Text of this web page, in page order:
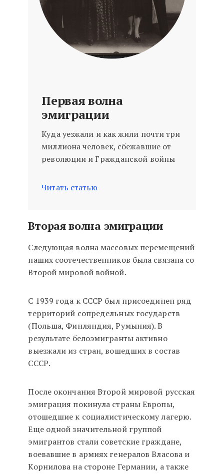
Первая волна
эмиграции
Куда уезжали и как жили почти три
миллиона человек, сбежавшие от
революции и Гражданской войны
Читать статью
Вторая волна эмиграции
Следующая волна массовых перемещений
наших соотечественников была связана со
Второй мировой войной.
С 1939 года к СССР был присоединен ряд
территорий сопредельных государств
(Польша, Финляндия, Румыния). В
результате белоэмигранты активно
выезжали из стран, вошедших в состав
СССР.
После окончания Второй мировой русская
эмиграция покинула страны Европы,
отошедшие к социалистическому лагерю.
Еще одной значительной группой
эмигрантов стали советские граждане,
воевавшие в армиях генералов Власова и
Корнилова на стороне Германии, а также